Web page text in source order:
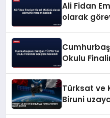
Ali Fidan
olarak
Okulu
Türksat ve
Biruni